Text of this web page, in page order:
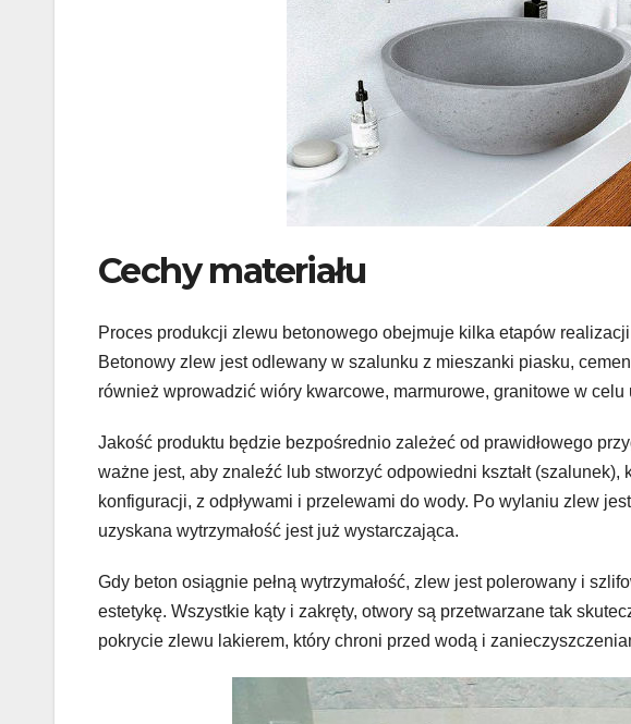
Cechy materiału
Proces produkcji zlewu betonowego obejmuje kilka etapów
Betonowy zlew jest odlewany w szalunku z mieszanki piasku,
również wprowadzić wióry kwarcowe, marmurowe, granitowe w
Jakość produktu będzie bezpośrednio zależeć od prawidłowego
ważne jest, aby znaleźć lub stworzyć odpowiedni kształt
konfiguracji, z odpływami i przelewami do wody. Po wylaniu zlew
uzyskana wytrzymałość jest już wystarczająca.
Gdy beton osiągnie pełną wytrzymałość, zlew jest polerowany i
estetykę. Wszystkie kąty i zakręty, otwory są przetwarzane tak
pokrycie zlewu lakierem, który chroni przed wodą i